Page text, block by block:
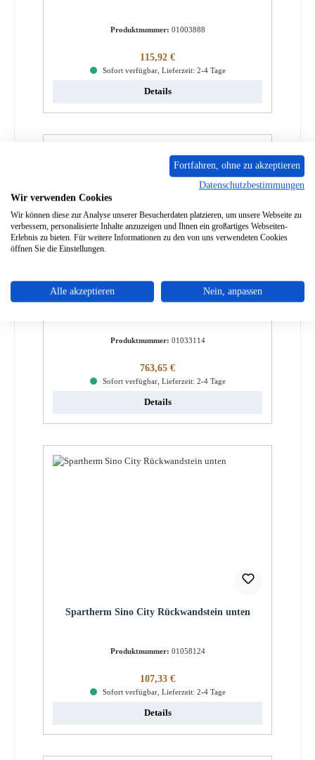
Produktnummer: 01003888
Regulärer Preis:
115,92 €
Sofort verfügbar, Lieferzeit: 2-4 Tage
Details
Spartherm Sino L Feuerraumauskleidung A
Produktnummer: 01033114
Regulärer Preis:
763,65 €
Sofort verfügbar, Lieferzeit: 2-4 Tage
Details
Spartherm Sino City Rückwandstein unten
Produktnummer: 01058124
Regulärer Preis:
107,33 €
Sofort verfügbar, Lieferzeit: 2-4 Tage
Details
Fortfahren, ohne zu akzeptieren
Datenschutzbestimmungen
Wir verwenden Cookies
Wir können diese zur Analyse unserer Besucherdaten platzieren, um unsere Webseite zu
verbessern, personalisierte Inhalte anzuzeigen und Ihnen ein großartiges Webseiten-
Erlebnis zu bieten. Für weitere Informationen zu den von uns verwendeten Cookies
öffnen Sie die Einstellungen.
Alle akzeptieren Nein, anpassen